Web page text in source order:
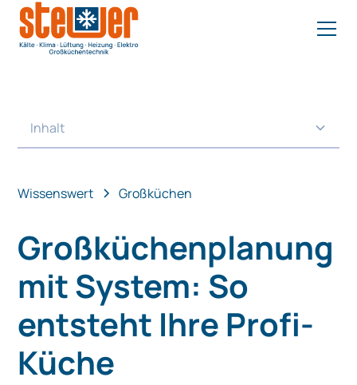
Inhalt
Wissenswert
Großküchen
Großküchenplanung
mit System: So
entsteht Ihre Profi-
Küche